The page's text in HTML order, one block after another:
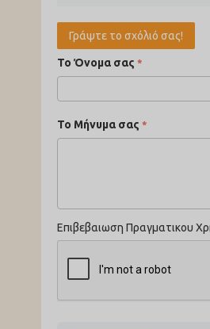
Γράψτε το σχόλιό σας!
Το Όνομα σας
Το Μήνυμα σας
Επιβεβαιωση Πραγματικου